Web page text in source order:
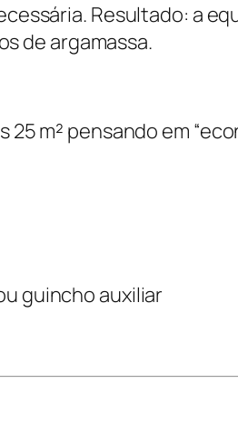
Resultado: a
de argamassa.
m² pensando em
guincho auxiliar